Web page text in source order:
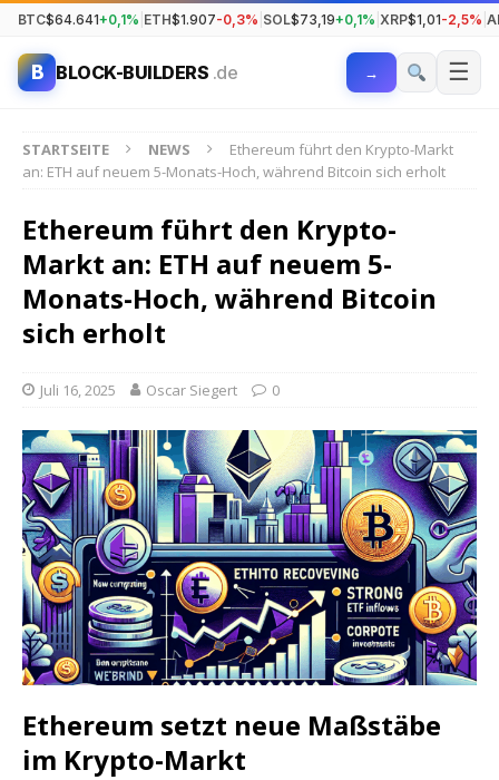
BTC$64.641+0,1% ETH$1.907-0,3% SOL$73,19+0,1% XRP$1,01-2,5%
B BLOCK-BUILDERS .de → ☰
STARTSEITE NEWS
Ethereum führt den Krypto-Markt
an: ETH auf neuem 5-Monats-Hoch, während Bitcoin sich erholt
Ethereum führt den Krypto-
Markt an: ETH auf neuem 5-
Monats-Hoch, während Bitcoin
sich erholt
Juli 16, 2025 Oscar Siegert 0
Ethereum setzt neue Maßstäbe
im Krypto-Markt